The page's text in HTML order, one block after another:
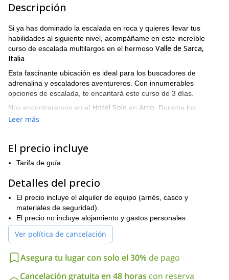
Descripción
Si ya has dominado la escalada en roca y quieres llevar tus
habilidades al siguiente nivel, acompáñame en este increíble
curso de escalada multilargos en el hermoso Valle de Sarca,
Italia
Esta fascinante ubicación es ideal para los buscadores de
adrenalina y escaladores aventureros. Con innumerables
opciones de escalada, te encantará este curso de 3 días.
Nos encontraremos en el Hotel Sole en Arco . Durante los
siguientes días, te enseñaré las habilidades y capacidades
avanzar de manera segura a través de las rocas, equipo de
seguridad y otros. ¡Una vez que termines este curso, podrás
escalar de manera independiente y segura rutas multilargos!
Este es un curso para escaladores avanzados. Se requiere que
no tengas miedo a las alturas, estés en buena condición física,
confíes en tus pies y estés motivado para aprender.
Si buscas nuevas formas de mejorar tus habilidades al aire libre,
¡no busques más! Envía tu solicitud ahora y déjame enseñarte
todos los secretos de la escalada en roca en el Valle de Sarca.
Leer más
El precio incluye
Tarifa de guía
Detalles del precio
El precio incluye el alquiler de equipo (arnés, casco y
materiales de seguridad).
El precio no incluye alojamiento y gastos personales
Ver política de cancelación
Asegura tu lugar con solo el 30% de pago
Cancelación gratuita en 48 horas con reserva